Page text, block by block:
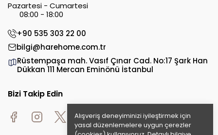
Alışveriş deneyiminizi iyileştirmek için
yasal düzenlemelere uygun çerezler
Pazartesi - Cumartesi
08:00 - 18:00
+90 535 303 22 00
bilgi@harehome.com.tr
Rüstempaşa mah. Vasıf Çınar Cad. No:17 Şark Han
Dükkan 111 Mercan Eminönü İstanbul
Bizi Takip Edin